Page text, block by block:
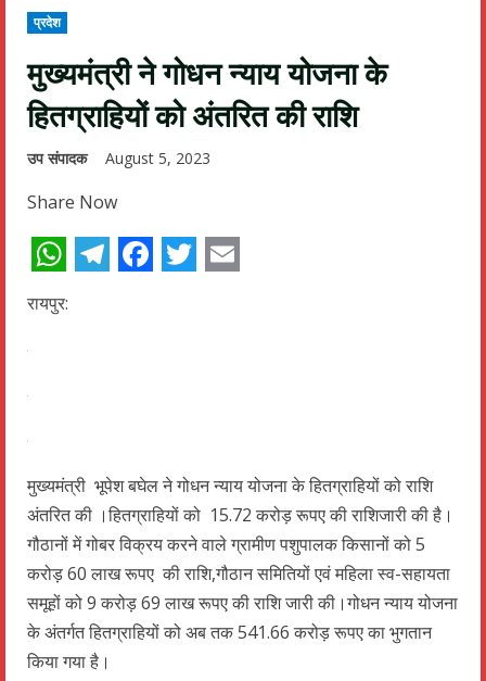
प्रदेश
मुख्यमंत्री ने गोधन न्याय योजना के
हितग्राहियों को अंतरित की राशि
उप संपादक August 5, 2023
Share Now
WhatsApp
रायपुर:
मुख्यमंत्री भूपेश बघेल ने गोधन न्याय योजना के हितग्राहियों को राशि
अंतरित की ।हितग्राहियों को 15.72 करोड़ रूपए की राशिजारी की है।
गौठानों में गोबर विक्रय करने वाले ग्रामीण पशुपालक किसानों को 5
करोड़ 60 लाख रूपए की राशि,गौठान समितियों एवं महिला स्व-सहायता
समूहों को 9 करोड़ 69 लाख रूपए की राशि जारी की।गोधन न्याय योजना
के अंतर्गत हितग्राहियों को अब तक 541.66 करोड़ रूपए का भुगतान
किया गया है।